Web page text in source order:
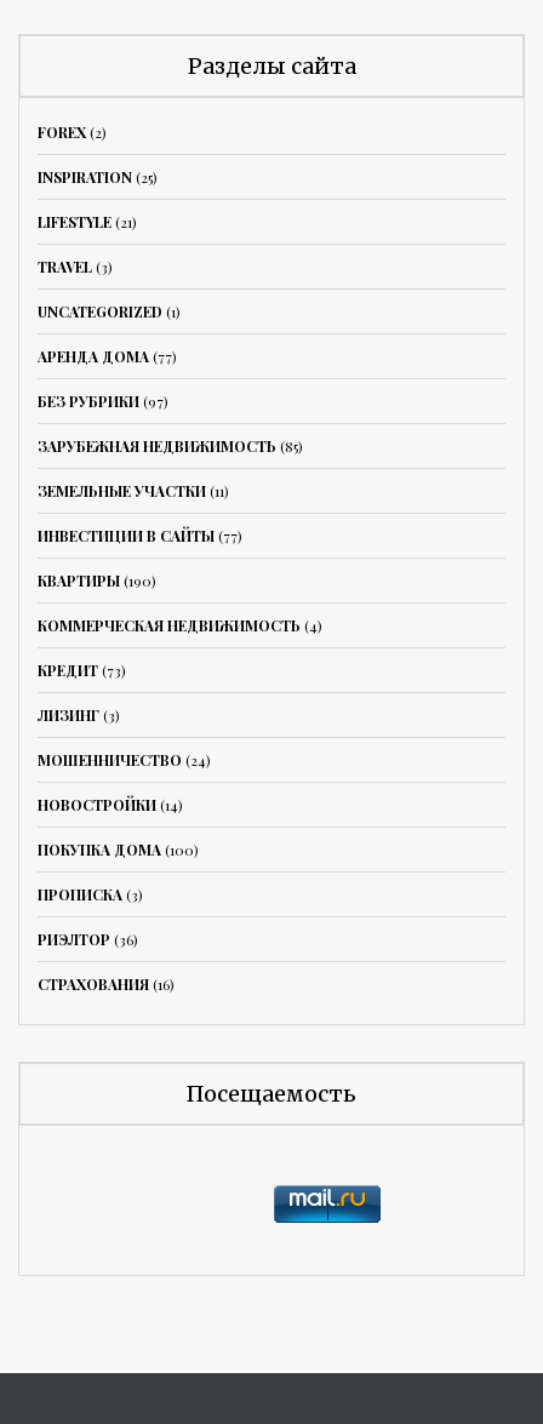
Разделы сайта
FOREX(2)
INSPIRATION(25)
LIFESTYLE(21)
TRAVEL(3)
UNCATEGORIZED (1)
АРЕНДА ДОМА(77)
БЕЗ РУБРИКИ(97)
ЗАРУБЕЖНАЯ НЕДВИЖИМОСТЬ (85)
ЗЕМЕЛЬНЫЕ УЧАСТКИ(11)
ИНВЕСТИЦИИ В САЙТЫ(77)
КВАРТИРЫ(190)
КОММЕРЧЕСКАЯ НЕДВИЖИМОСТЬ (4)
КРЕДИТ(73)
ЛИЗИНГ(3)
МОШЕННИЧЕСТВО (24)
НОВОСТРОЙКИ(14)
ПОКУПКА ДОМА(100)
ПРОПИСКА(3)
РИЭЛТОР (36)
СТРАХОВАНИЯ(16)
Посещаемость